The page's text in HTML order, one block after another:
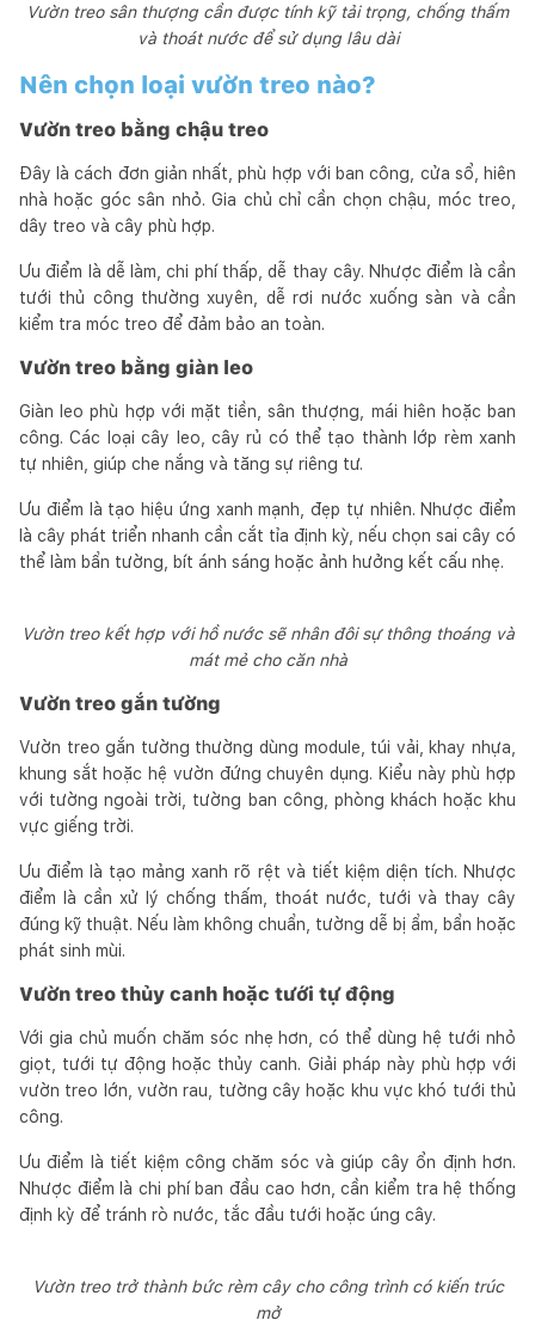
Vườn treo sân thượng cần được tính kỹ tải trọng, chống thấm
và thoát nước để sử dụng lâu dài
Nên chọn loại vườn treo nào?
Vườn treo bằng chậu treo
Đây là cách đơn giản nhất, phù hợp với ban công, cửa sổ, hiên
nhà hoặc góc sân nhỏ. Gia chủ chỉ cần chọn chậu, móc treo,
dây treo và cây phù hợp.
Ưu điểm là dễ làm, chi phí thấp, dễ thay cây. Nhược điểm là cần
tưới thủ công thường xuyên, dễ rơi nước xuống sàn và cần
kiểm tra móc treo để đảm bảo an toàn.
Vườn treo bằng giàn leo
Giàn leo phù hợp với mặt tiền, sân thượng, mái hiên hoặc ban
công. Các loại cây leo, cây rủ có thể tạo thành lớp rèm xanh
tự nhiên, giúp che nắng và tăng sự riêng tư.
Ưu điểm là tạo hiệu ứng xanh mạnh, đẹp tự nhiên. Nhược điểm
là cây phát triển nhanh cần cắt tỉa định kỳ, nếu chọn sai cây có
thể làm bẩn tường, bít ánh sáng hoặc ảnh hưởng kết cấu nhẹ.
Vườn treo kết hợp với hồ nước sẽ nhân đôi sự thông thoáng và
mát mẻ cho căn nhà
Vườn treo gắn tường
Vườn treo gắn tường thường dùng module, túi vải, khay nhựa,
khung sắt hoặc hệ vườn đứng chuyên dụng. Kiểu này phù hợp
với tường ngoài trời, tường ban công, phòng khách hoặc khu
vực giếng trời.
Ưu điểm là tạo mảng xanh rõ rệt và tiết kiệm diện tích. Nhược
điểm là cần xử lý chống thấm, thoát nước, tưới và thay cây
đúng kỹ thuật. Nếu làm không chuẩn, tường dễ bị ẩm, bẩn hoặc
phát sinh mùi.
Vườn treo thủy canh hoặc tưới tự động
Với gia chủ muốn chăm sóc nhẹ hơn, có thể dùng hệ tưới nhỏ
giọt, tưới tự động hoặc thủy canh. Giải pháp này phù hợp với
vườn treo lớn, vườn rau, tường cây hoặc khu vực khó tưới thủ
công.
Ưu điểm là tiết kiệm công chăm sóc và giúp cây ổn định hơn.
Nhược điểm là chi phí ban đầu cao hơn, cần kiểm tra hệ thống
định kỳ để tránh rò nước, tắc đầu tưới hoặc úng cây.
Vườn treo trở thành bức rèm cây cho công trình có kiến trúc
mở